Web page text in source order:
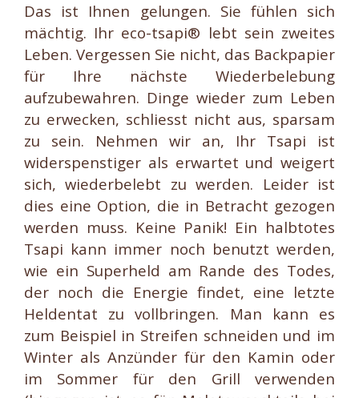
Das ist Ihnen gelungen. Sie fühlen sich
mächtig. Ihr eco-tsapi® lebt sein zweites
Leben. Vergessen Sie nicht, das Backpapier
für Ihre nächste Wiederbelebung
aufzubewahren. Dinge wieder zum Leben
zu erwecken, schliesst nicht aus, sparsam
zu sein. Nehmen wir an, Ihr Tsapi ist
widerspenstiger als erwartet und weigert
sich, wiederbelebt zu werden. Leider ist
dies eine Option, die in Betracht gezogen
werden muss. Keine Panik! Ein halbtotes
Tsapi kann immer noch benutzt werden,
wie ein Superheld am Rande des Todes,
der noch die Energie findet, eine letzte
Heldentat zu vollbringen. Man kann es
zum Beispiel in Streifen schneiden und im
Winter als Anzünder für den Kamin oder
im Sommer für den Grill verwenden